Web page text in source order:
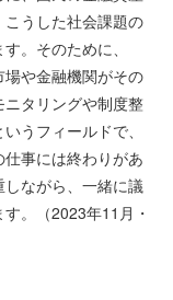
うした社会課題の
。そのために、
や金融機関がその
タリングや制度整
うフィールドで、
事には終わりがあ
ながら、一緒に議
。（2023年11月・